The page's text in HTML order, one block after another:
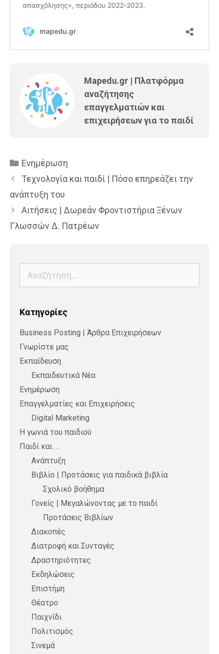
Mapedu.gr | Πλατφόρμα
αναζήτησης
επαγγελματιών και
επιχειρήσεων για το παιδί
Κατηγορίες
Ενημέρωση
Τεχνολογία και παιδί | Πόσο επηρεάζει την
ανάπτυξη του
Αιτήσεις | Δωρεάν Φροντιστήρια Ξένων
Γλωσσών Δ. Πατρέων
για:
Kατηγορίες
Business Posting | Άρθρα Επιχειρήσεων
Γνωρίστε μας
Εκπαίδευση
Εκπαιδευτικά Νέα
Ενημέρωση
Επαγγελματίες και Επιχειρήσεις
Digital Marketing
Η γωνιά του παιδιού
Παιδί και …
Ανάπτυξη
Βιβλίο | Προτάσεις για παιδικά βιβλία
Σχολικό βοήθημα
Γονείς | Μεγαλώνοντας με το παιδί
Προτάσεις Βιβλίων
Διακοπές
Διατροφή και Συνταγές
Δραστηριότητες
Εκδηλώσεις
Επιστήμη
Θέατρο
Παιχνίδι
Πολιτισμός
Σινεμά